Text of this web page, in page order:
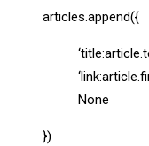
articles.append({
None
})